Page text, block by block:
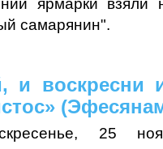
ярмарки взяли
самарянин".
и воскресни
25